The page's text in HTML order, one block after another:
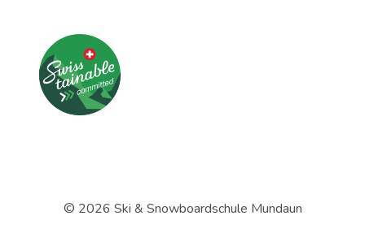
© 2026 Ski & Snowboardschule Mundaun